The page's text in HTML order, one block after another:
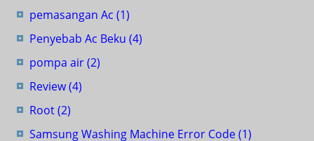
pemasangan Ac (1)
Penyebab Ac Beku (4)
pompa air(2)
Review(4)
Root(2)
Samsung Washing Machine Error Code(1)